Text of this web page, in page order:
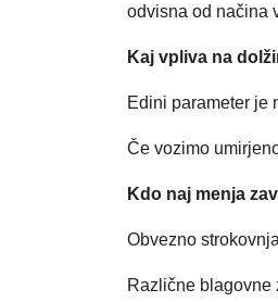
odvisna od načina
Kaj vpliva na
Edini parameter je
Če vozimo
Kdo naj menja
Obvezno
Različne blagovne